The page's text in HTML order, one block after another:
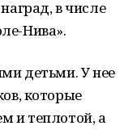
в числе
Нива».
детьми. У нее
которые
и теплотой, а